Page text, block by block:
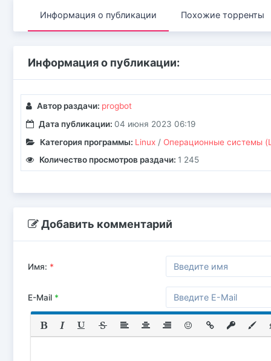
Информация о публикации Похожие торренты
Информация о публикации:
Автор раздачи: progbot
Дата публикации: 04 июня 2023 06:19
Категория программы: Linux/ Операционные системы
Количество просмотров раздачи: 1 245
Добавить комментарий
Имя: *
E-Mail *